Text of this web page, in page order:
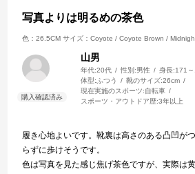
写真よりは明るめの茶色
色：26.5CM サイズ：Coyote / Coyote Brown /
山男
年代:20代 性別:男性 身長:171
体型:ふつう 靴のサイズ:26cm
現在実施のスポーツ:自転車
スポーツ・アウトドア歴:3年以上
履き心地よいです。靴裏は高さのある凸凹が
らずに歩けそうです。
色は写真を見た感じ焦げ茶色ですが、実際は